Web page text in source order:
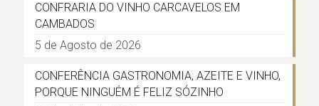
CONFRARIA DO VINHO CARCAVELOS EM
CAMBADOS
5 de Agosto de 2026
CONFERÊNCIA GASTRONOMIA, AZEITE E VINHO,
PORQUE NINGUÉM É FELIZ SÓZINHO